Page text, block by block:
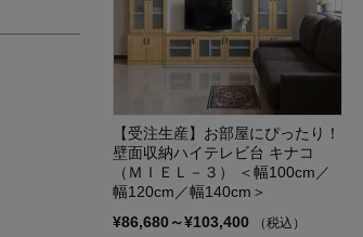
【受注生産】お部屋にぴったり！
壁面収納ハイテレビ台 キナコ
（ＭＩＥＬ－３） ＜幅100cm／
幅120cm／幅140cm＞
¥86,680～¥103,400
（税込）